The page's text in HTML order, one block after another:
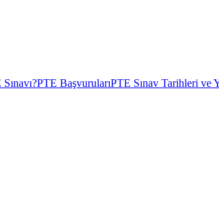
PTE BaşvurularıPTE Sınav Tarihleri ve